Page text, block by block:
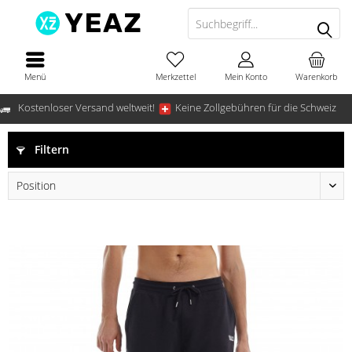
Kostenloser Versand weltweit! Keine Zollgebühren für die Schweiz
Menü Warenkorb
Merkzettel Mein Konto
Filtern